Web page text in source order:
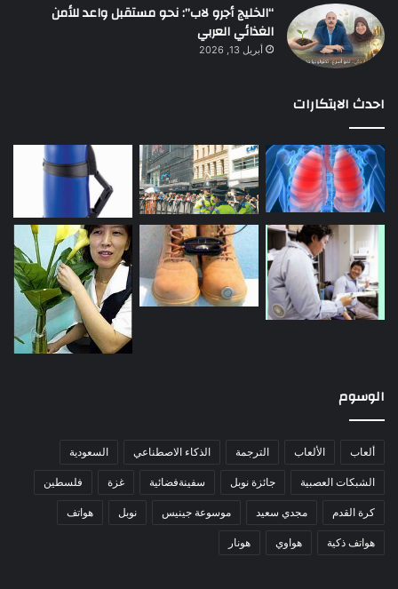
“الخليج أجرو لاب”: نحو مستقبل واعد للأمن
الغذائي العربي
أبريل 13, 2026
احدث الابتكارات
الوسوم
ألعاب الألعاب الترجمة الذكاء الاصطناعي السعودية
الشبكات العصبية جائزة نوبل سفينةفضائية غزة فلسطين
كرة القدم مجدي سعيد موسوعة جينيس نوبل هواتف
هواتف ذكية هواوي هونار